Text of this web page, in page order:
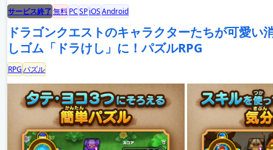
サービス終了無料PCSPiOSAndroid
ドラゴンクエストのキャラクターたちが可愛い
しゴム「ドラけし」に！パズルRPG
RPGパズル